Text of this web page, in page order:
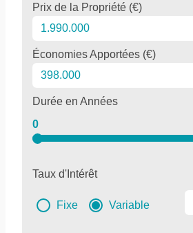
Prix de la Propriété (€)
Économies Apportées (€)
Durée en Années
0
Taux d'Intérêt
Fixe Variable